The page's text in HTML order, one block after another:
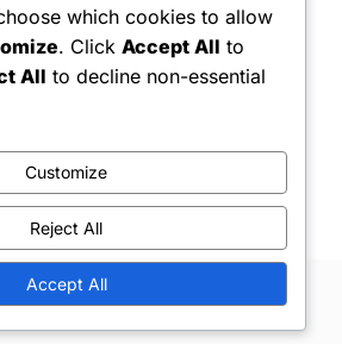
Shoppable. Powered byWordPress
which cookies to allow
. Click Accept All to
All to decline non-essential
Customize
Reject All
Accept All